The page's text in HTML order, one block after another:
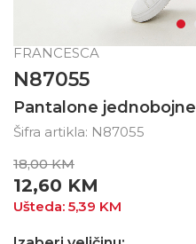
FRANCESCA
N87055
Pantalone jednobojne
Šifra artikla: N87055
18,00 KM
12,60 KM
Ušteda: 5,39 KM